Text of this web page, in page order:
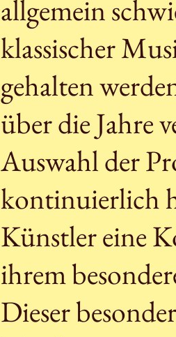
allgemein
klassischer
gehalten
über die Jahre
Auswahl der
kontinuierlich
Künstler eine
ihrem
Dieser